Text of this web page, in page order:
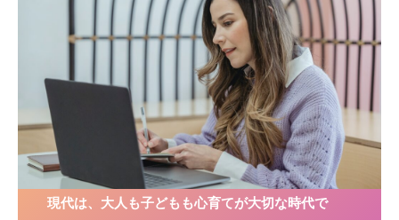
現代は、大人も子どもも心育てが大切な時代で